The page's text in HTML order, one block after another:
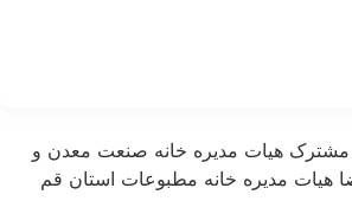
هیات مدیره خانه صنعت معدن و
هیات مدیره خانه مطبوعات استان قم